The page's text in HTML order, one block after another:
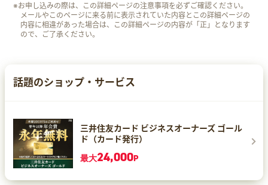
※お申し込みの際は、この詳細ページの注意事項を必ずご確認ください。
メールやこのページに来る前に表示されていた内容とこの詳細ページの
内容に相違があった場合は、この詳細ページの内容が「正」となります
ので、ご了承ください。
話題のショップ・サービス
三井住友カード ビジネスオーナーズ ゴール
ド（カード発行）
最大24,000P